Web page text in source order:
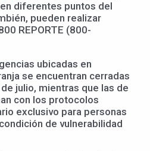
diferentes puntos del
pueden realizar
REPORTE (800-
ubicadas en
se encuentran cerradas
julio, mientras que las de
con los protocolos
exclusivo para personas
de vulnerabilidad